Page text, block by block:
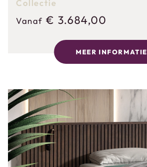
Collectie
Vanaf € 3.684,00
MEER INFORMATIE